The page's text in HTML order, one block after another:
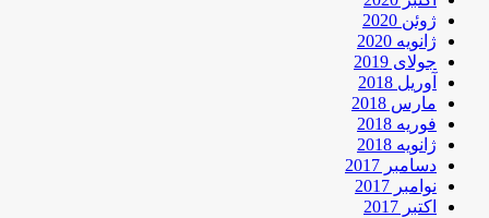
ژوئن 2020
ژانویه 2020
جولای 2019
آوریل 2018
مارس 2018
فوریه 2018
ژانویه 2018
دسامبر 2017
نوامبر 2017
اکتبر 2017